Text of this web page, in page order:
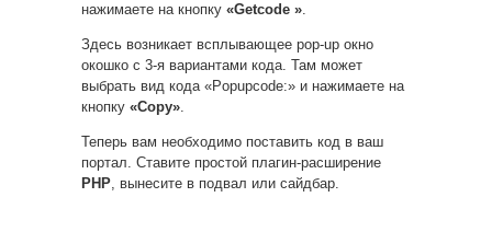
нажимаете на кнопку «Getcode ».
Здесь возникает всплывающее pop-up окно
окошко с 3-я вариантами кода. Там может
выбрать вид кода «Popupcode:» и нажимаете на
кнопку «Copy».
Теперь вам необходимо поставить код в ваш
портал. Ставите простой плагин-расширение
PHP, вынесите в подвал или сайдбар.